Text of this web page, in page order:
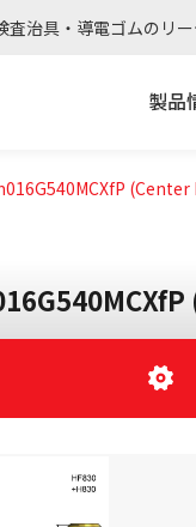
治具・導電ゴムのリ
製品